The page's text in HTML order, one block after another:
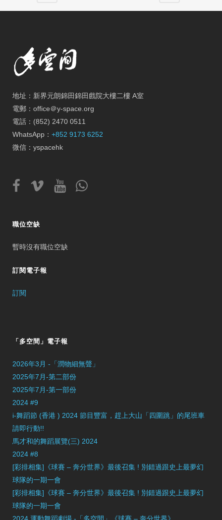
地址：新界元朗錦田錦田戲院大樓二樓 A室
電郵：office＠y-space.org
電話：(852) 2470 0511
WhatsApp： +852 9173 6252
微信：yspacehk
職位空缺
暫時沒有職位空缺
訂閱電子報
訂閱
「多空間」電子報
2026年3月 -「潤物細無聲」
2025年7月-第二部份
2025年7月-第一部份
2024 #9
i-舞蹈節 (香港 ) 2024 節目豐富，趕上大山「四圍跳」的尾班車
請即行動!!
馬才和的舞蹈展覽(三) 2024
2024 #8
[彩排相集]《球賽 – 奔分世界》最後召集 ! 別錯過跟史上最夢幻
球隊的一期一會
[彩排相集]《球賽 – 奔分世界》最後召集 ! 別錯過跟史上最夢幻
球隊的一期一會